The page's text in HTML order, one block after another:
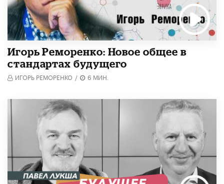
Игорь Реморенко: Новое общее в
стандартах будущего
ИГОРЬ РЕМОРЕНКО / 6 МИН.